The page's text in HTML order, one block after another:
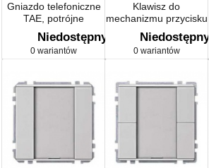
Gniazdo telefoniczne
TAE, potrójne
Niedostępny
0 wariantów
Klawisz do
mechanizmu przycisku
pojedynczego, stal
szlachetna, Artec
Niedostępny
0 wariantów